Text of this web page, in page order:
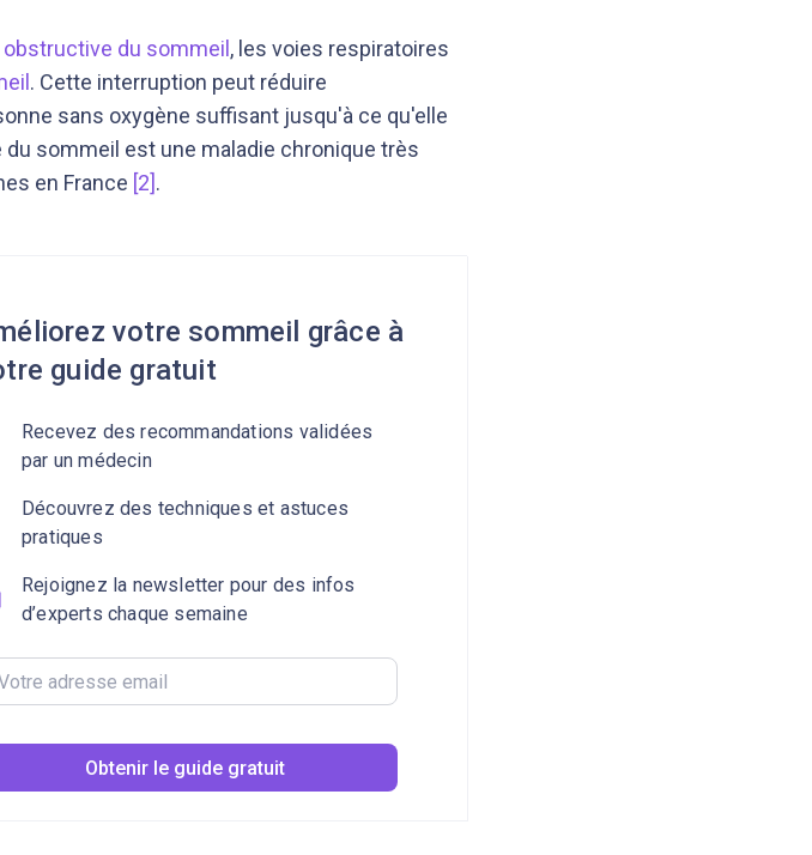
du sommeil , les voies respiratoires
. Cette interruption peut réduire
sans oxygène suffisant jusqu'à ce qu'elle
sommeil est une maladie chronique très
en France [2].
votre sommeil grâce à
guide gratuit
Obtenir le guide gratuit
Recevez des recommandations validées
par un médecin
Découvrez des techniques et astuces
pratiques
Rejoignez la newsletter pour des infos
d’experts chaque semaine